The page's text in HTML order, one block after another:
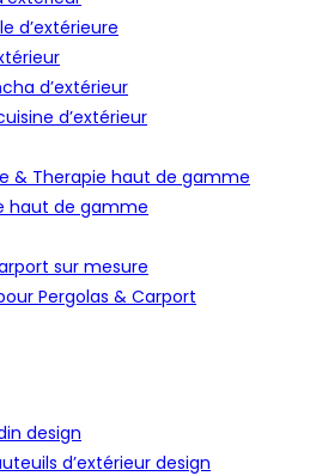
d’extérieure
d’extérieur
d’extérieur
& Therapie haut de gamme
haut de gamme
sur mesure
Pergolas & Carport
design
d’extérieur design